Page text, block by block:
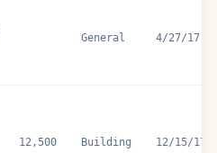
General 4/27/17
12,500 Building 12/15/17